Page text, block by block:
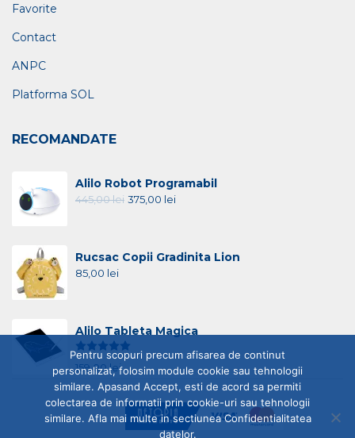
Favorite
Contact
ANPC
Platforma SOL
RECOMANDATE
Alilo Robot Programabil
445,00lei 375,00 lei
Rucsac Copii Gradinita Lion
85,00 lei
Alilo Tableta Magica
159,00lei
Pentru scopuri precum afisarea de continut
personalizat, folosim module cookie sau tehnologii
similare. Apasand Accept, esti de acord sa permiti
colectarea de informatii prin cookie-uri sau tehnologii
similare. Afla mai multe in sectiunea Confidentialitatea
datelor.